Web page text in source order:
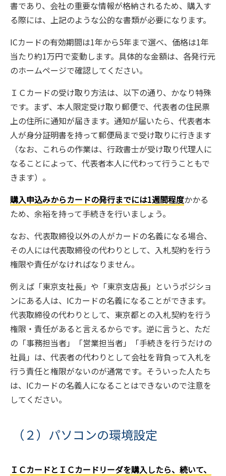
書であり、会社の重要な情報が格納されるため、購入す
る際には、上記のような公的な書類が必要になります。
ICカードの有効期間は1年から5年まで選べ、価格は1年
当たり約1万円で変動します。具体的な金額は、各発行元
のホームページで確認してください。
ＩＣカードの受け取り方法は、以下の通り、かなり特殊
です。まず、本人限定受け取り郵便で、代表者の住民票
上の住所に通知が届きます。通知が届いたら、代表者本
人が身分証明書を持って郵便局まで受け取りに行きます
（なお、これらの作業は、行政書士が受け取り代理人に
なることによって、代表者本人に代わって行うこともで
きます）。
購入申込みからカードの発行までには1週間程度かかる
ため、余裕を持って手続きを行いましょう。
なお、代表取締役以外の人がカードの名義になる場合、
その人には代表取締役の代わりとして、入札契約を行う
権限や責任がなければなりません。
例えば「東京支社長」や「東京支店長」というポジショ
ンにある人は、 ICカードの名義になることができます。
代表取締役の代わりとして、東京都との入札契約を行う
権限・責任があると言えるからです。逆に言うと、ただ
の「事務担当者」「営業担当者」「手続きを行うだけの
社員」は、代表者の代わりとして会社を背負って入札を
行う責任と権限がないのが通常です。そういった人たち
は、 ICカードの名義人になることはできないので注意を
してください。
（２）パソコンの環境設定
ＩＣカードとＩＣカードリーダを購入したら、続いて、